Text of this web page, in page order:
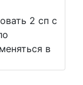
2 сп c
в